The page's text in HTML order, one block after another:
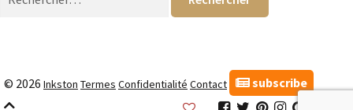
© 2026 Inkston Termes Confidentialité Contact
subscribe
InkstonInkston
InkstonInkston